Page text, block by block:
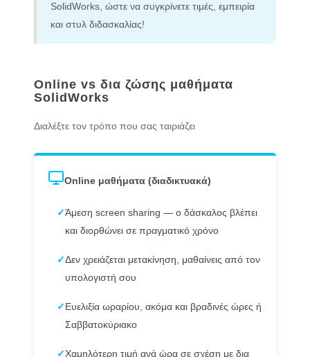
SolidWorks, ώστε να συγκρίνετε τιμές, εμπειρία
και στυλ διδασκαλίας!
Online vs δια ζώσης μαθήματα
SolidWorks
Διαλέξτε τον τρόπο που σας ταιριάζει
Online μαθήματα (διαδικτυακά)
✓Άμεση screen sharing — ο δάσκαλος βλέπει
και διορθώνει σε πραγματικό χρόνο
✓Δεν χρειάζεται μετακίνηση, μαθαίνεις από τον
υπολογιστή σου
✓ Ευελιξία ωραρίου, ακόμα και βραδινές ώρες ή
Σαββατοκύριακο
✓Χαμηλότερη τιμή ανά ώρα σε σχέση με δια